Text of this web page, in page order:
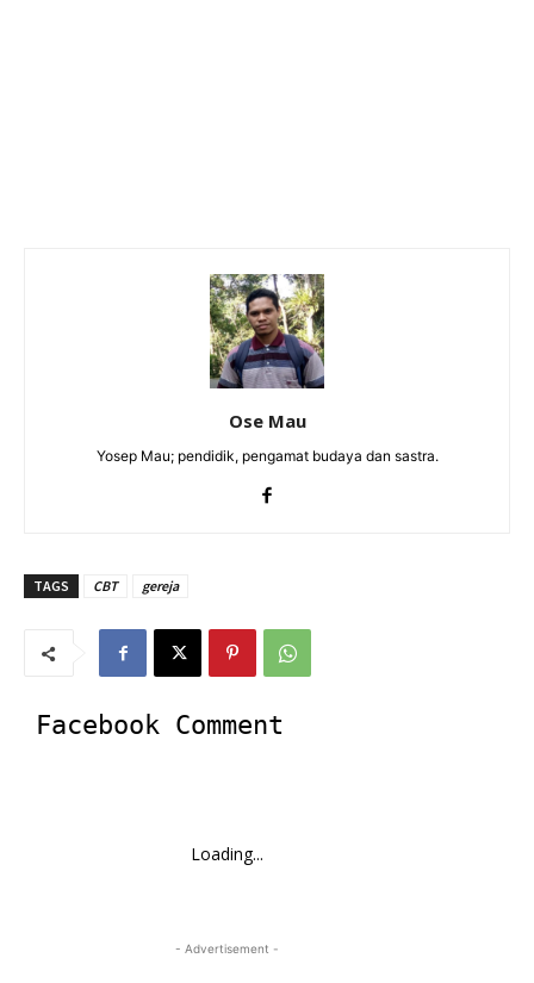
Ose Mau
Yosep Mau; pendidik, pengamat budaya dan sastra.
TAGS CBT gereja
Facebook Comment
Loading...
- Advertisement -